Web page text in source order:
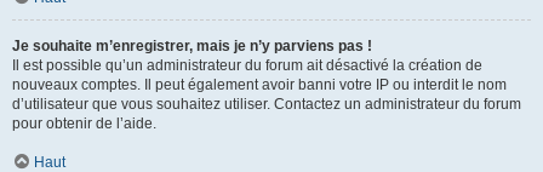
Je souhaite m’enregistrer, mais je n’y parviens pas !
Il est possible qu’un administrateur du forum ait désactivé la création de
nouveaux comptes. Il peut également avoir banni votre IP ou interdit le nom
d’utilisateur que vous souhaitez utiliser. Contactez un administrateur du forum
pour obtenir de l’aide.
Haut